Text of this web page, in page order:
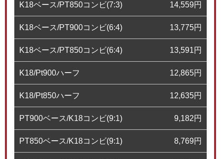
K18ベース/PT850コンビ(7:3) 14,559円
K18ベース/PT900コンビ(6:4) 13,775円
K18ベース/PT850コンビ(6:4) 13,591円
K18/Pt900ハーフ 12,865円
K18/Pt850ハーフ 12,635円
PT900ベース/K18コンビ(9:1) 9,182円
PT850ベース/K18コンビ(9:1) 8,769円